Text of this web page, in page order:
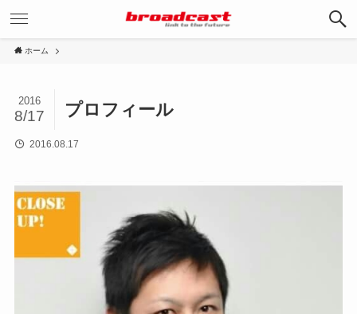
ホーム
プロフィール
2016
8/17
2016.08.17